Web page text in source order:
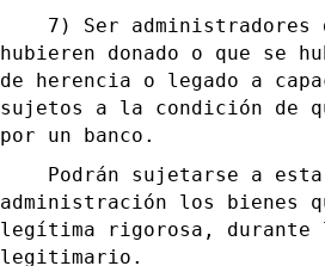
7) Ser administradores
hubieren donado o que se
de herencia o legado a
sujetos a la condición de
por un banco.
Podrán sujetarse a esta
administración los bienes
legítima rigorosa, durante
legitimario.